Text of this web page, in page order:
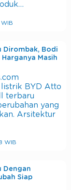
WIB
Dirombak, Bodi
Harganya Masih
BYD Atto
terbaru
yang
Arsitektur
WIB
Dengan
Siap